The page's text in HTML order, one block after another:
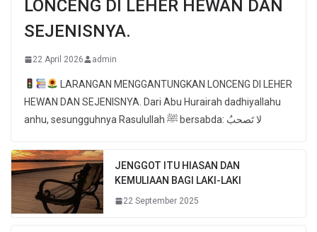
LONCENG DI LEHER HEWAN DAN
SEJENISNYA.
22 April 2026 admin
LARANGAN MENGGANTUNGKAN LONCENG DI LEHER
HEWAN DAN SEJENISNYA. Dari Abu Hurairah dadhiyallahu
anhu, sesungguhnya Rasulullah ﷺ bersabda: لا تَصحبُ
JENGGOT ITU HIASAN DAN
KEMULIAAN BAGI LAKI-LAKI
22 September 2025